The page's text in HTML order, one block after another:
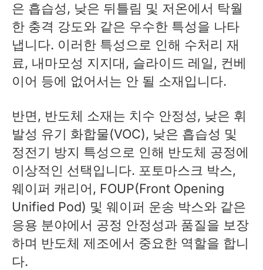
은 흡습성, 낮은 뒤틀림 및 저온에서 탁월
한 충격 강도와 같은 우수한 특성을 나타
냅니다. 이러한 특성으로 인해 수처리 재
료, 내마모성 지지대, 슬라이드 레일, 컨베
이어 등에 없어서는 안 될 소재입니다.
반면, 반도체 소재는 치수 안정성, 낮은 휘
발성 유기 화합물(VOC), 낮은 흡습성 및
정전기 방지 특성으로 인해 반도체 공정에
이상적인 선택입니다. 포토마스크 박스,
웨이퍼 캐리어, FOUP(Front Opening
Unified Pod) 및 웨이퍼 운송 박스와 같은
응용 분야에서 공정 안정성과 품질을 보장
하며 반도체 제조에서 중요한 역할을 합니
다.